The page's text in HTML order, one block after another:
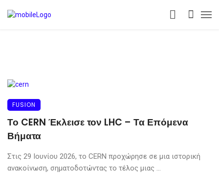
FUSION
Το CERN Έκλεισε τον LHC – Τα Επόμενα
Βήματα
Στις 29 Ιουνίου 2026, το CERN προχώρησε σε μια ιστορική
ανακοίνωση, σηματοδοτώντας το τέλος μιας ...